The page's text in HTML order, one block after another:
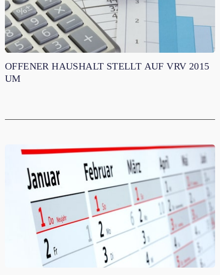
OFFENER HAUSHALT STELLT AUF VRV 2015
UM